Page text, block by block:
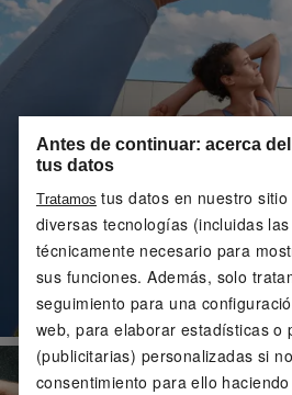
Antes de continuar: acerca
tus datos
Tratamos tus datos en nuestro
diversas tecnologías (incluidas
técnicamente necesario para
sus funciones. Además, solo
seguimiento para una
web, para elaborar estadísticas o
(publicitarias) personalizadas si
consentimiento para ello